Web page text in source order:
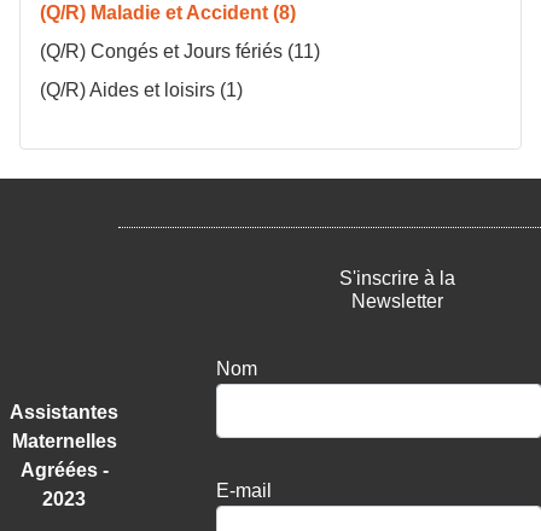
(Q/R) Maladie et Accident (8)
(Q/R) Congés et Jours fériés (11)
(Q/R) Aides et loisirs (1)
Assistantes
Maternelles
Agréées -
2023
S'inscrire à la
Newsletter
Nom
E-mail